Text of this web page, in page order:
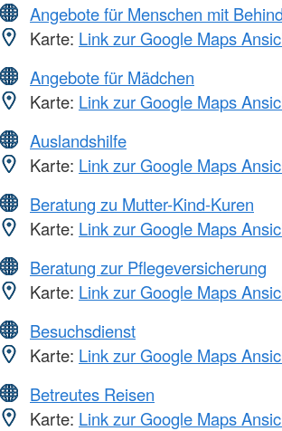
Angebote für Menschen mit
Karte: Link zur Google Maps
Angebote für Mädchen
Karte: Link zur Google Maps
Auslandshilfe
Karte: Link zur Google Maps
Beratung zu Mutter-Kind-Kuren
Karte: Link zur Google Maps
Beratung zur Pflegeversicherung
Karte: Link zur Google Maps
Besuchsdienst
Karte: Link zur Google Maps
Betreutes Reisen
Karte: Link zur Google Maps